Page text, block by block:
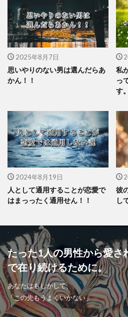
2025年8月7日
思いやりのない男は選んだらあ
かん！！
私
っ
す。
2024年8月19日
人として通用することが恋愛で
はまっったく通用せん！！
彼
し
たった1人の男性から愛さ
で在り続けるために。
あなたはもしかして、
「この先もうまくいかない」